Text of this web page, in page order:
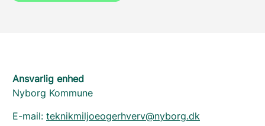
Ansvarlig enhed
Nyborg Kommune
E-mail: teknikmiljoeogerhverv@nyborg.dk